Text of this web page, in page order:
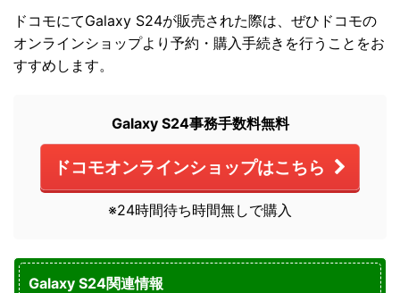
ドコモにてGalaxy S24が販売された際は、ぜひドコモの
オンラインショップより予約・購入手続きを行うことをお
すすめします。
Galaxy S24事務手数料無料
ドコモオンラインショップはこちら
※24時間待ち時間無しで購入
Galaxy S24関連情報